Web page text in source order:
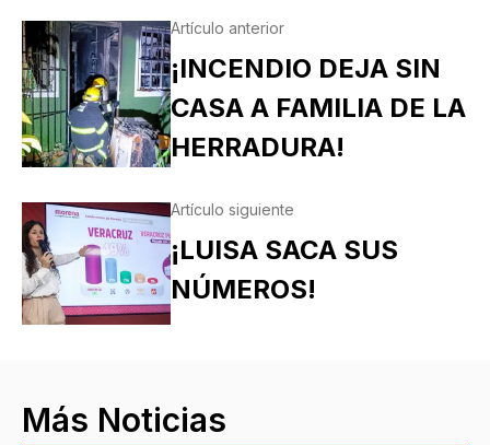
Artículo anterior
¡INCENDIO DEJA SIN
CASA A FAMILIA DE LA
HERRADURA!
Artículo siguiente
¡LUISA SACA SUS
NÚMEROS!
Más Noticias